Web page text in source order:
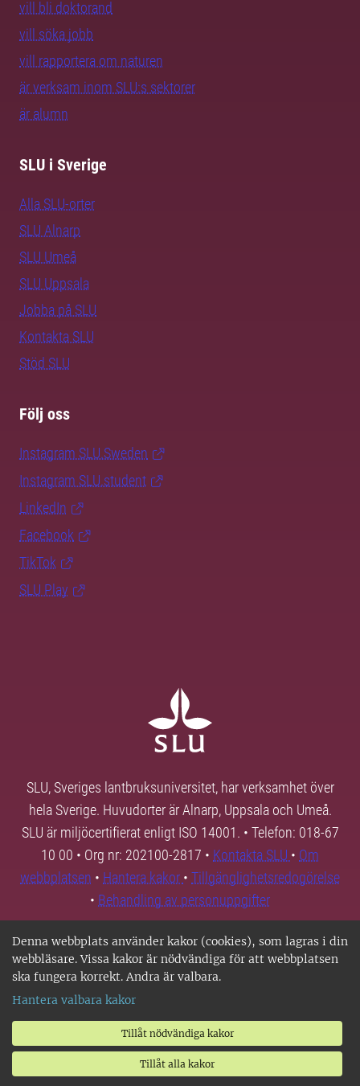
Denna webbplats använder kakor (cookies), som lagras i din
webbläsare. Vissa kakor är nödvändiga för att webbplatsen
ska fungera korrekt. Andra är valbara.
Hantera valbara kakor
Tillåt nödvändiga kakor
Tillåt alla kakor
vill bli doktorand
vill söka jobb
vill rapportera om naturen
är verksam inom SLU:s sektorer
är alumn
SLU i Sverige
Alla SLU-orter
SLU Alnarp
SLU Umeå
SLU Uppsala
Jobba på SLU
Kontakta SLU
Stöd SLU
Följ oss
Instagram SLU.Sweden
Instagram SLU.student
LinkedIn
Facebook
TikTok
SLU Play
SLU, Sveriges lantbruksuniversitet, har verksamhet över
hela Sverige. Huvudorter är Alnarp, Uppsala och Umeå.
SLU är miljöcertifierat enligt ISO 14001. • Telefon: 018-67
10 00 • Org nr: 202100-2817 • Kontakta SLU • Om
webbplatsen • Hantera kakor • Tillgänglighetsredogörelse
• Behandling av personuppgifter